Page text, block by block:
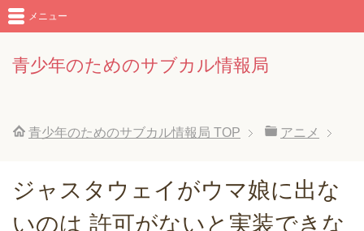
青少年のためのサブカル情報局
メニュー
青少年のためのサブカル情報局 TOP アニメ
ジャスタウェイがウマ娘に出な
いのは 許可がないと実装できな